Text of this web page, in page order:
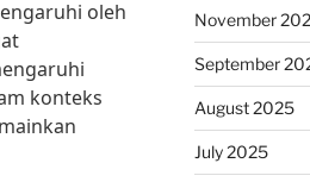
oleh
konteks
November
September
August 2025
July 2025